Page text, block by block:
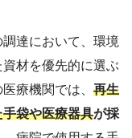
達において、環境
材を優先的に選ぶ
療機関では、 再生
袋や医療器具が採